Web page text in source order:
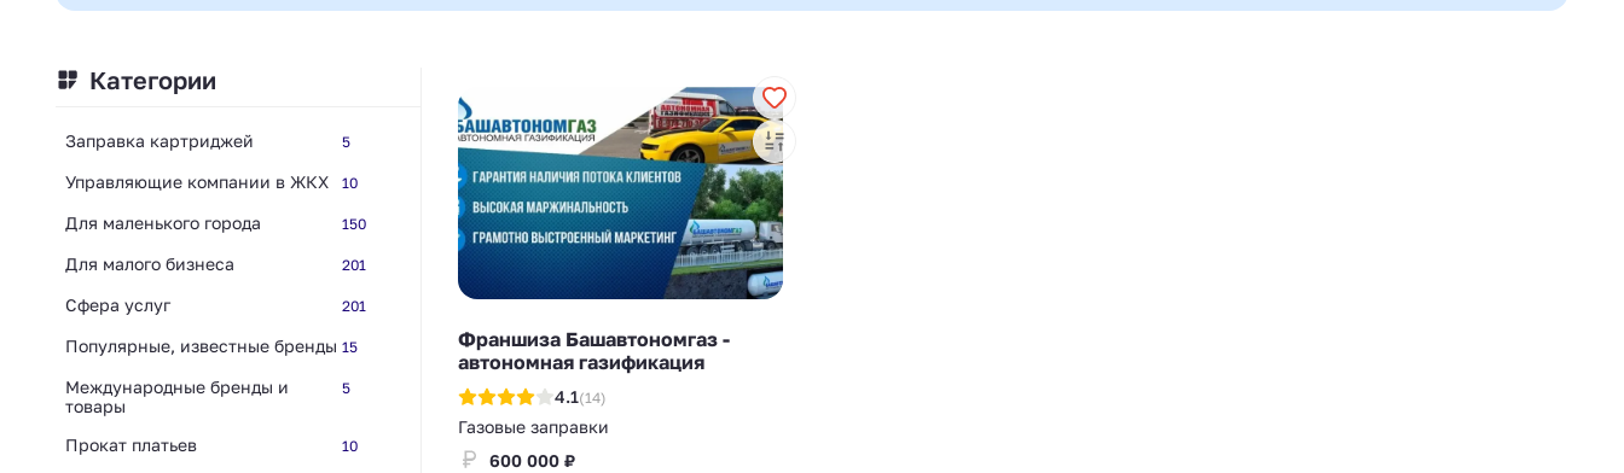
Категории
Заправка картриджей 5
Управляющие компании в ЖКХ 10
Для маленького города 150
Для малого бизнеса 201
Сфера услуг 201
Популярные, известные бренды 15
Международные бренды и
товары
5
Прокат платьев 10
Франшиза Башавтономгаз -
автономная газификация
4.1(14)
Газовые заправки
600 000 ₽